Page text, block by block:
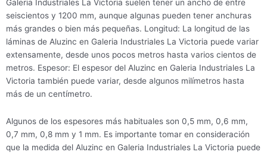
Galeria Industriales La Victoria suelen tener un ancho de entre
seiscientos y 1200 mm, aunque algunas pueden tener anchuras
más grandes o bien más pequeñas. Longitud: La longitud de las
láminas de Aluzinc en Galeria Industriales La Victoria puede variar
extensamente, desde unos pocos metros hasta varios cientos de
metros. Espesor: El espesor del Aluzinc en Galeria Industriales La
Victoria también puede variar, desde algunos milímetros hasta
más de un centímetro.
Algunos de los espesores más habituales son 0,5 mm, 0,6 mm,
0,7 mm, 0,8 mm y 1 mm. Es importante tomar en consideración
que la medida del Aluzinc en Galeria Industriales La Victoria puede